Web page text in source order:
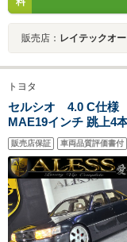
販売店： レイテックオ
トヨタ
セルシオ 4.0 C仕様
MAE19インチ 跳上4
ンダッシュナビ DVD
ス クルーズコントロ
販売店保証 車両品質評価書付